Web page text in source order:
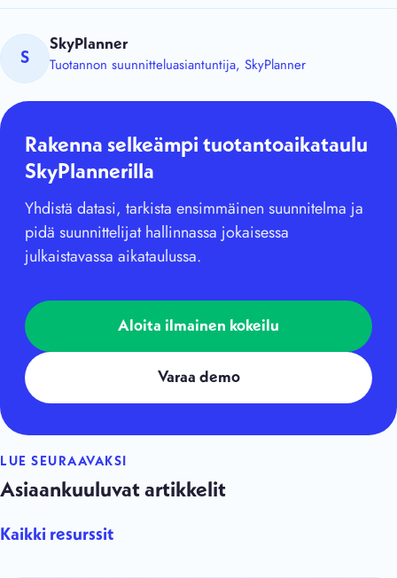
S
SkyPlanner
Tuotannon suunnitteluasiantuntija, SkyPlanner
Rakenna selkeämpi tuotantoaikataulu
SkyPlannerilla
Yhdistä datasi, tarkista ensimmäinen suunnitelma ja
pidä suunnittelijat hallinnassa jokaisessa
julkaistavassa aikataulussa.
Aloita ilmainen kokeilu
Varaa demo
LUE SEURAAVAKSI
Asiaankuuluvat artikkelit
Kaikki resurssit